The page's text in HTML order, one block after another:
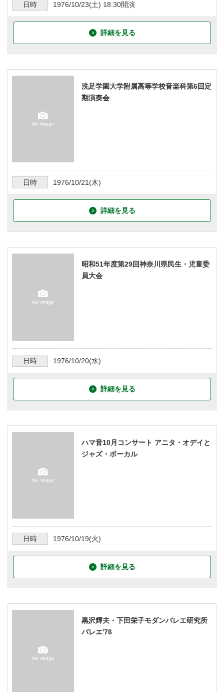
日時 1976/10/23(土) 18:30開演
詳細を見る
洗足学園大学附属高等学校音楽科第6回定
期演奏会
日時 1976/10/21 (木)
詳細を見る
昭和51年度第29回神奈川県民生・児童委
員大会
日時 1976/10/20(水)
詳細を見る
ハマ音10月コンサート アニタ・オデイと
ジャズ・ボーカル
日時 1976/10/19(火)
詳細を見る
黒沢輝夫・下田栄子モダンバレエ研究所
バレエ'76